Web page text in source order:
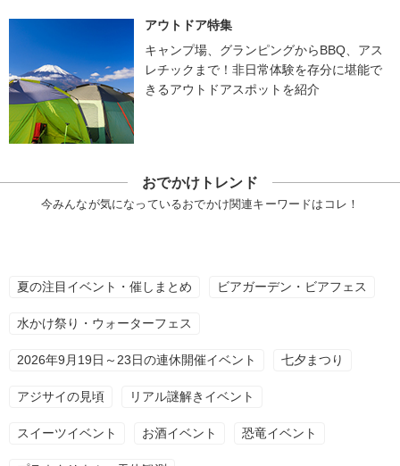
アウトドア特集
キャンプ場、グランピングからBBQ、アス
レチックまで！非日常体験を存分に堪能で
きるアウトドアスポットを紹介
おでかけトレンド
今みんなが気になっているおでかけ関連キーワードはコレ！
夏の注目イベント・催しまとめ ビアガーデン・ビアフェス
水かけ祭り・ウォーターフェス
2026年9月19日～23日の連休開催イベント 七夕まつり
アジサイの見頃 リアル謎解きイベント
スイーツイベント お酒イベント 恐竜イベント